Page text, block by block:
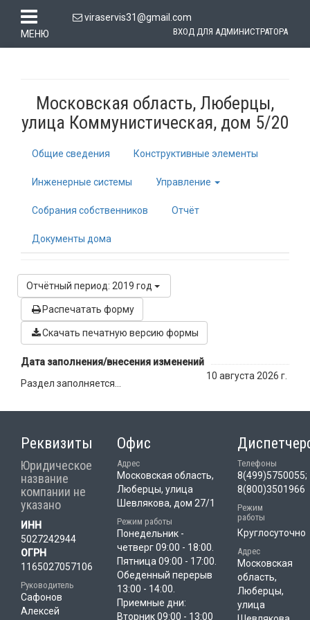
МЕНЮ
viraservis31@gmail.com
ВХОД ДЛЯ АДМИНИСТРАТОРА
Московская область, Люберцы,
улица Коммунистическая, дом 5/20
Общие сведения Конструктивные элементы
Инженерные системы Управление
Собрания собственников Отчёт
Документы дома
Отчётный период: 2019 год
Распечатать форму
Скачать печатную версию формы
Дата заполнения/внесения изменений
10 августа 2026 г.
Раздел заполняется...
Реквизиты
Юридическое
название
компании не
указано
ИНН
5027242944
ОГРН
1165027057106
Руководитель
Сафонов
Алексей
Офис
Адрес
Московская область,
Люберцы, улица
Шевлякова, дом 27/1
Режим работы
Понедельник -
четверг 09:00 - 18:00.
Пятница 09:00 - 17:00.
Обеденный перерыв
13:00 - 14:00.
Приемные дни:
Вторник 09:00 - 13:00
Телефоны
8(499)5750055;
8(800)3501966
Режим
работы
Круглосуточно
Адрес
Московская
область,
Люберцы,
улица